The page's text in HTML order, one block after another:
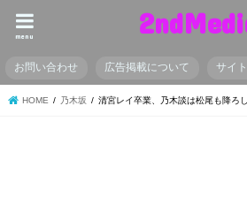
menu
お問い合わせ 広告掲載について サイ
HOME 乃木坂 清宮レイ卒業、乃木談は松尾も降ろ